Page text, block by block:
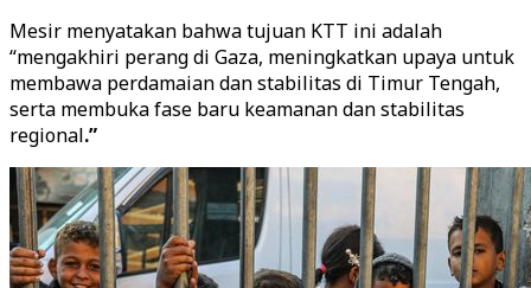
Mesir menyatakan bahwa tujuan KTT ini adalah
“mengakhiri perang di Gaza, meningkatkan upaya untuk
membawa perdamaian dan stabilitas di Timur Tengah,
serta membuka fase baru keamanan dan stabilitas
regional.”